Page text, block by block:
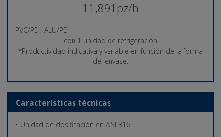
11,974pz/h
PVC/PE - ALU/PE
con 1 unidad de refrigeración
*Productividad indicativa y variable en función de la forma
del envase.
Características técnicas
• Unidad de dosificación en AISI 316L.